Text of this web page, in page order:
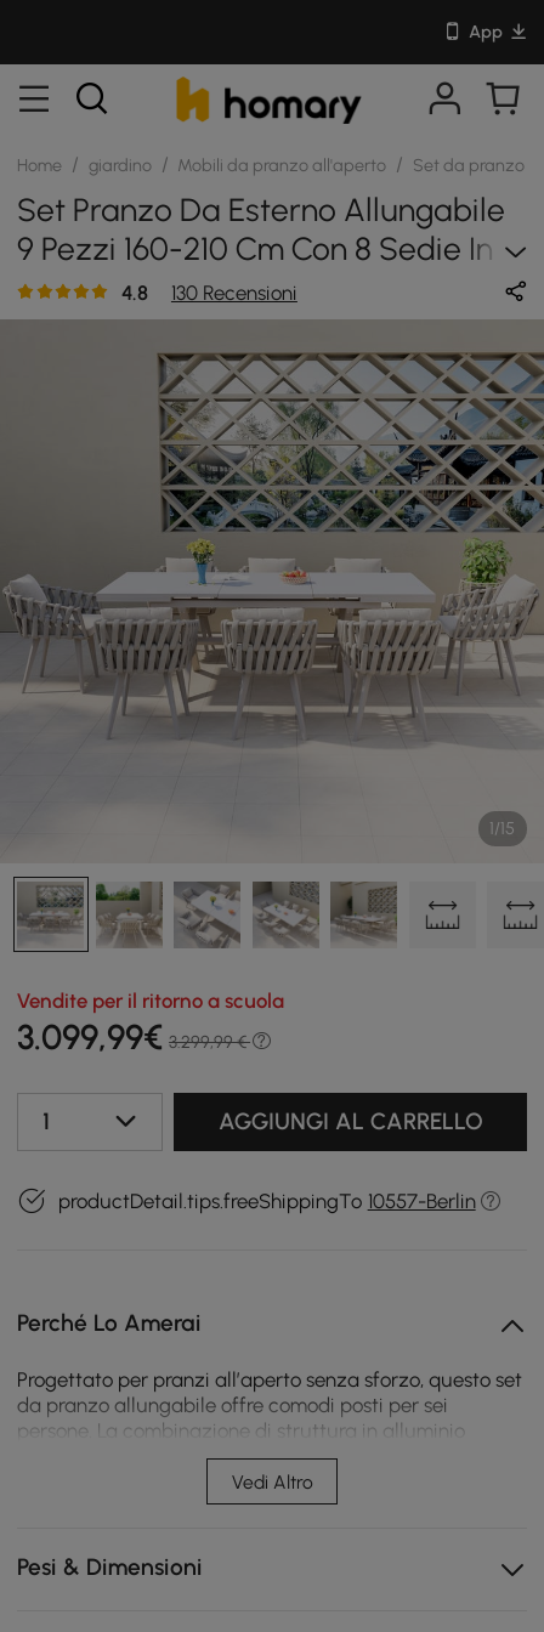
App
Home / giardino / Mobili da pranzo all'aperto / Set da pranzo
Set Pranzo Da Esterno Allungabile
9 Pezzi 160-210 Cm Con 8 Sedie In
Corda, Bianco
4.8 130 Recensioni
1/15
Vendite per il ritorno a scuola
3.099,99€ 3.299,99 €
1 AGGIUNGI AL CARRELLO
productDetail.tips.freeShippingTo 10557-Berlin
Perché Lo Amerai
Progettato per pranzi all’aperto senza sforzo, questo set
da pranzo allungabile offre comodi posti per sei
persone. La combinazione di struttura in alluminio
resistente, corda intrecciata a mano e piano in pietra
sinterizzata facile da pulire lo rende ideale per
barbecue nel weekend e cene informali in giardino.
Si estende facilmente da 160 cm a 210 cm,
adattandosi sia a pasti intimi sia a riunioni più
Vedi Altro
Pesi & Dimensioni